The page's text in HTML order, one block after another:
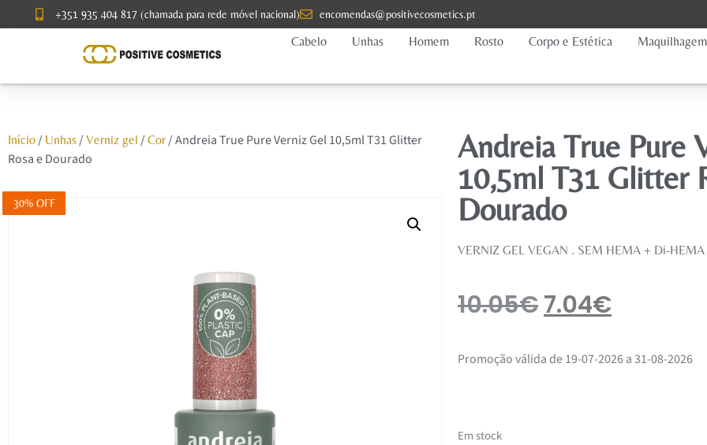
+351 935 404 817 (chamada para rede móvel nacional) encomendas@positivecosmetics.pt
Cabelo Unhas Homem Rosto Corpo e Estética Maquilhagem
Início/ Unhas/ Verniz gel / Cor/ Andreia True Pure Verniz Gel 10,5ml T31 Glitter
Rosa e Dourado
30% OFF
Andreia True Pure
10,5ml T31 Glitter
Dourado
VERNIZ GEL VEGAN . SEM HEMA + Di-
10.05€7.04€
Promoção válida de 19-07-2026 a 31-08-2026
Em stock